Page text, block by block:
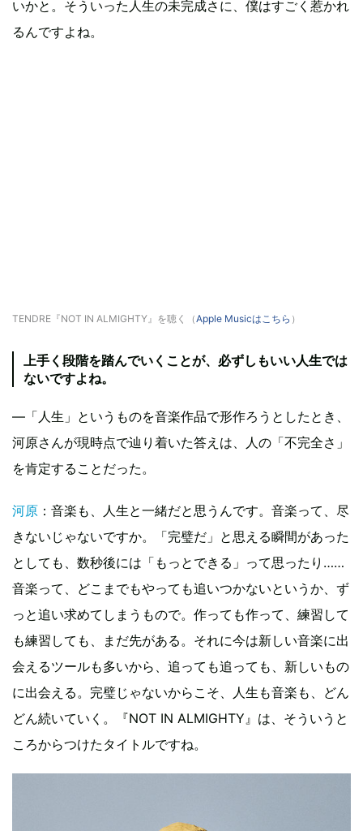
いかと。そういった人生の未完成さに、僕はすごく惹かれ
るんですよね。
TENDRE『NOT IN ALMIGHTY』を聴く（Apple Musicはこちら ）
上手く段階を踏んでいくことが、必ずしもいい人生では
ないですよね。
—「人生」というものを音楽作品で形作ろうとしたとき、
河原さんが現時点で辿り着いた答えは、人の「不完全さ」
を肯定することだった。
河原 ：音楽も、人生と一緒だと思うんです。音楽って、尽
きないじゃないですか。「完璧だ」と思える瞬間があった
としても、数秒後には「もっとできる」って思ったり……
音楽って、どこまでもやっても追いつかないというか、ず
っと追い求めてしまうもので。作っても作って、練習して
も練習しても、まだ先がある。それに今は新しい音楽に出
会えるツールも多いから、追っても追っても、新しいもの
に出会える。完璧じゃないからこそ、人生も音楽も、どん
どん続いていく。『NOT IN ALMIGHTY』は、そういうと
ころからつけたタイトルですね。